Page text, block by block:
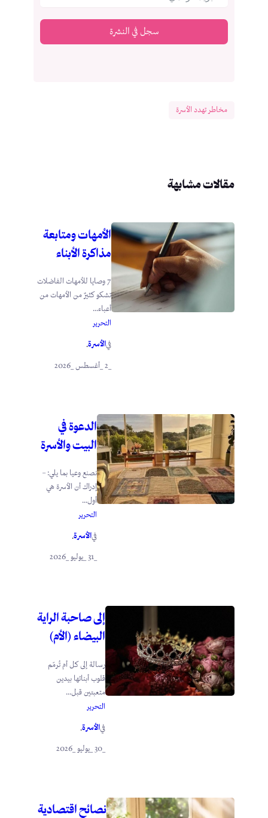
سجل في النشرة
مخاطر تهدد الأسرة
مقالات مشابهة
الأمهات ومتابعة
مذاكرة الأبناء
7 وصايا للأمهات الفاضلات
تشكو كثيرٌ من الأمهات من
أعباء...
التحرير
فيالأسرة.
الدعوة في
البيت والأسرة
نصنع وعيا بما يلي: –
إدراك أن الأسرة هي
أول...
التحرير
فيالأسرة.
إلى صاحبة الراية
البيضاء (الأم)
رسالة إلى كل أم تُرمّم
قلوب أبنائها بيدين
متعبتين قبل...
التحرير
فيالأسرة.
نصائح اقتصادية